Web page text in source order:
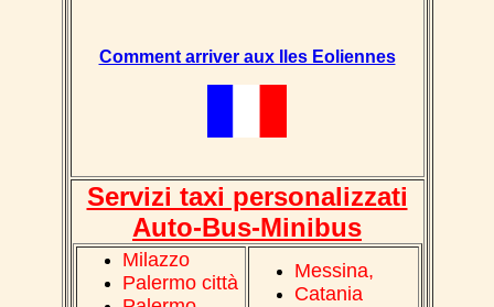
Comment arriver aux Iles Eoliennes
Servizi taxi personalizzati
Auto-Bus-Minibus
Milazzo
Palermo città
Messina,
Catania